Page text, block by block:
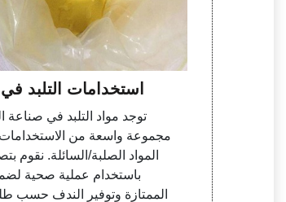
استخدامات التلبد
توجد مواد التلبد في صناعة
مجموعة واسعة من
المواد الصلبة/السائلة. نقوم
باستخدام عملية صحية
الممتازة وتوفير الندف حسب